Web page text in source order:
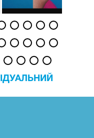
герпес,
шкіри в